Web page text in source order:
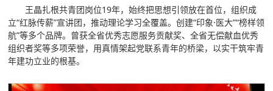
王晶扎根共青团岗位19年，始终把思想引领放在首位，组织成
立“红脉传薪”宣讲团，推动理论学习全覆盖。创建“印象·医大”“榜样领
航”等多个品牌。曾获全省优秀志愿服务贡献奖、全省无偿献血优秀
组织者奖等多项荣誉，用真情架起党联系青年的桥梁，以实干筑牢青
年建功立业的根基。